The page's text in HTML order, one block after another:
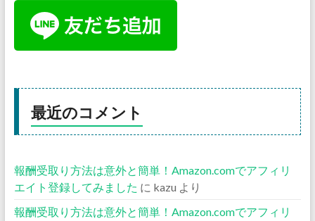
最近のコメント
報酬受取り方法は意外と簡単！Amazon.comでアフィリ
エイト登録してみました に kazu より
報酬受取り方法は意外と簡単！Amazon.comでアフィリ